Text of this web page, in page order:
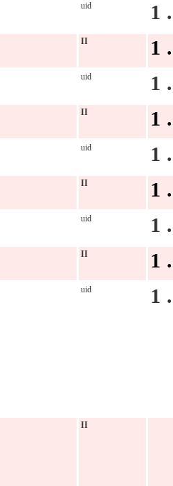
uid 1
II 1
uid 1
II 1
uid 1
II 1
uid 1
II 1
uid 1
II